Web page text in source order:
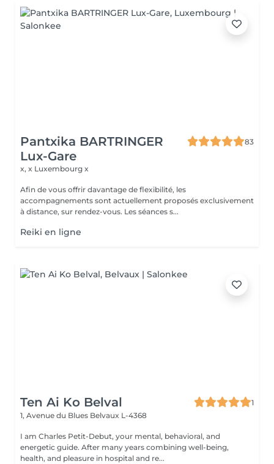
Pantxika BARTRINGER
Lux-Gare
83
x, x Luxembourg x
Afin de vous offrir davantage de flexibilité, les
accompagnements sont actuellement proposés exclusivement
à distance, sur rendez-vous. Les séances s...
Reiki en ligne
Ten Ai Ko Belval
1
1, Avenue du Blues Belvaux L-4368
I am Charles Petit-Debut, your mental, behavioral, and
energetic guide. After many years combining well-being,
health, and pleasure in hospital and re...